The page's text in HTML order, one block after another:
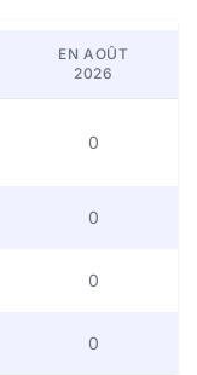
EN AOÛT
2026
0
0
0
0